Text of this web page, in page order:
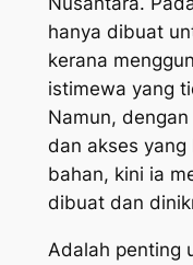
hanya dibuat
kerana
istimewa yang
Namun,
dan akses
bahan, kini ia
dibuat dan
Adalah penting